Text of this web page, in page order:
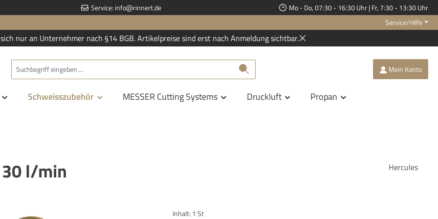
Service: info@rinnert.de
Mo - Do, 07:30 - 16:30 Uhr | Fr, 7:30 - 13:30 Uhr
Service/Hilfe
nur an Unternehmer nach §14 BGB. Artikelpreise sind erst nach Anmeldung sichtbar.
Mein Konto
Schweisszubehör MESSER Cutting Systems Druckluft
Propan
30 l/min Hercules
Inhalt: 1 St